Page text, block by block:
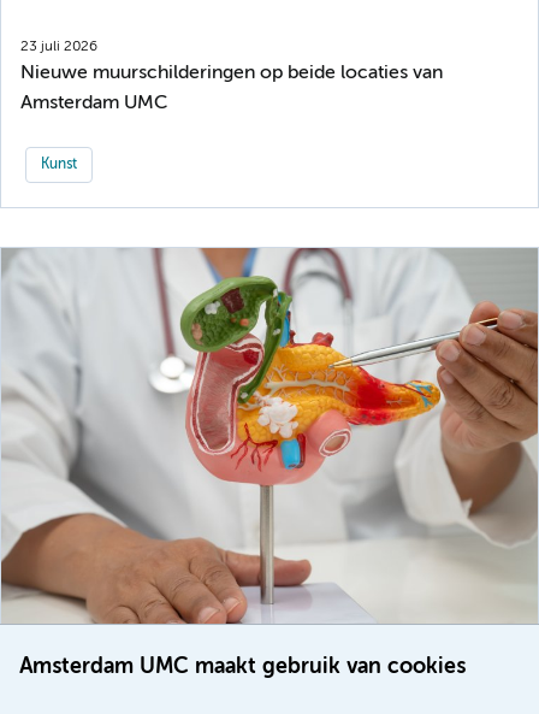
Amsterdam UMC maakt gebruik van cookies
23 juli 2026
Nieuwe muurschilderingen op beide locaties van
Amsterdam UMC
Kunst